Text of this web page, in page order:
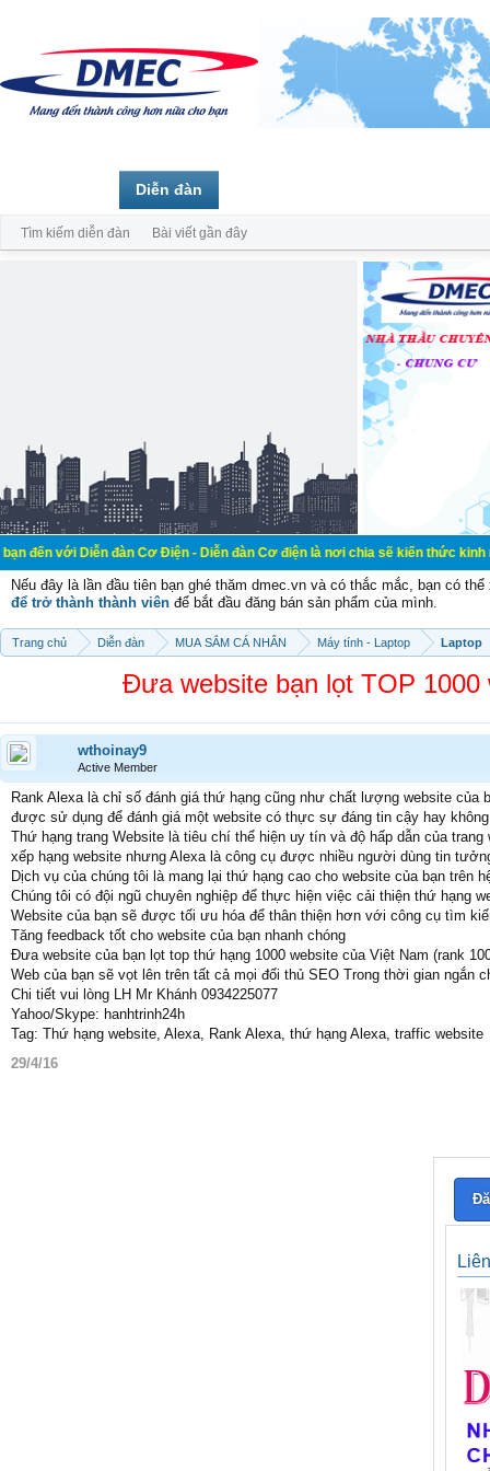
đàn Cơ Điện - Diễn đàn Cơ điện là nơi chia sẽ kiến thức kinh nghiệm
Nếu đây là lần đầu tiên bạn ghé thăm dmec.vn và có thắc mắc, bạn có
để trở thành thành viên để bắt đầu đăng bán sản phẩm của mình.
Trang chủ Diễn đàn MUA SẮM CÁ NHÂN Máy tính - Laptop Laptop
Đưa website bạn lọt TOP 1000
wthoinay9
Active Member
Rank Alexa là chỉ số đánh giá thứ hạng cũng như chất lượng website
được sử dụng để đánh giá một website có thực sự đáng tin cậy hay
Thứ hạng trang Website là tiêu chí thể hiện uy tín và độ hấp dẫn của
xếp hạng website nhưng Alexa là công cụ được nhiều người dùng tin
Dịch vụ của chúng tôi là mang lại thứ hạng cao cho website của bạn trên
Chúng tôi có đội ngũ chuyên nghiệp để thực hiện việc cải thiện thứ hạng
Website của bạn sẽ được tối ưu hóa để thân thiện hơn với công cụ tìm
Tăng feedback tốt cho website của bạn nhanh chóng
Đưa website của bạn lọt top thứ hạng 1000 website của Việt Nam (rank
Web của bạn sẽ vọt lên trên tất cả mọi đối thủ SEO Trong thời gian ngắn
Chi tiết vui lòng LH Mr Khánh 0934225077
Yahoo/Skype: hanhtrinh24h
Tag: Thứ hạng website, Alexa, Rank Alexa, thứ hạng Alexa, traffic website
29/4/16
Diễn đàn
Tìm kiếm diễn đàn Bài viết gần đây